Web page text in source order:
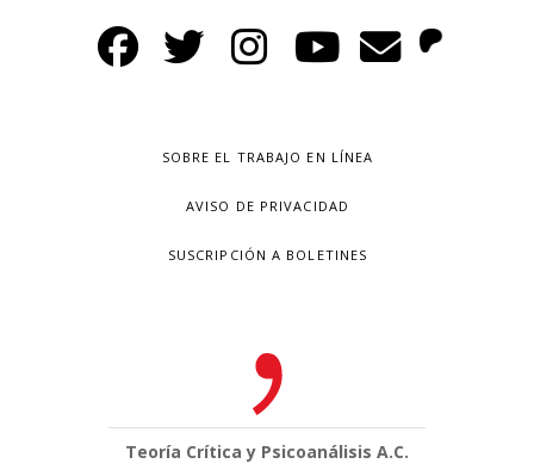
SOBRE EL TRABAJO EN LÍNEA
AVISO DE PRIVACIDAD
SUSCRIPCIÓN A BOLETINES
Teoría Crítica y Psicoanálisis A.C.